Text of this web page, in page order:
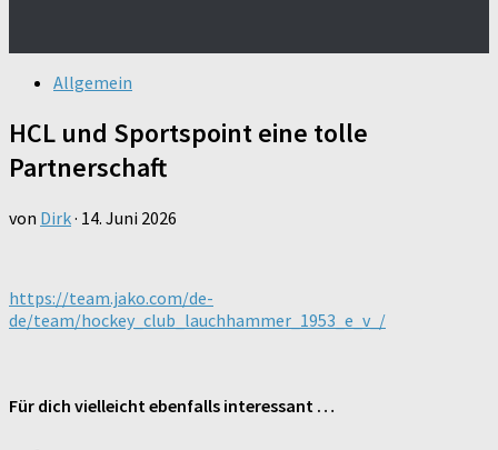
Allgemein
HCL und Sportspoint eine tolle
Partnerschaft
von Dirk· 14. Juni 2026
https://team.jako.com/de-
de/team/hockey_club_lauchhammer_1953_e_v_/
Für dich vielleicht ebenfalls interessant …